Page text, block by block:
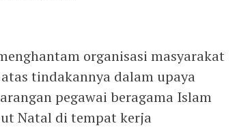
organisasi masyarakat
tindakannya dalam upaya
pegawai beragama Islam
Natal di tempat kerja